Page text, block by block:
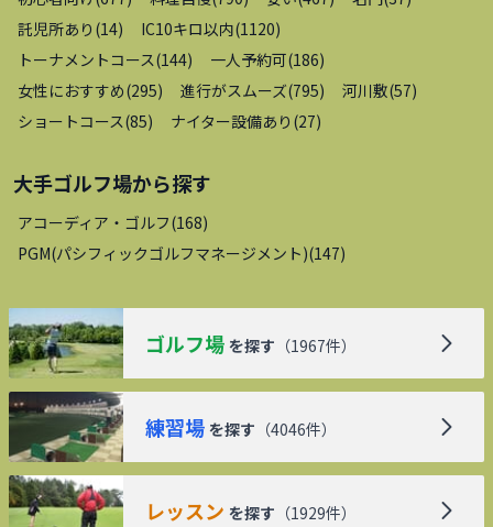
託児所あり (14) IC10キロ以内(1120)
トーナメントコース(144) 一人予約可(186)
女性におすすめ(295) 進行がスムーズ(795) 河川敷(57)
ショートコース(85) ナイター設備あり (27)
大手ゴルフ場から探す
アコーディア・ゴルフ(168)
PGM(パシフィックゴルフマネージメント)(147)
ゴルフ場 を探す （1967件）
練習場 を探す （4046件）
レッスン を探す （1929件）